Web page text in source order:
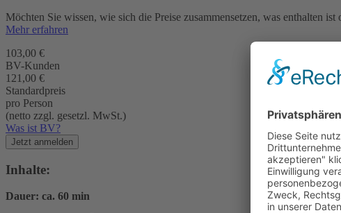
Möchten Sie wissen, wie sich die Preise zusammensetzen, was enthalten ist
Mehr erfahren
103,00 €
BV-Kunden
121,00 €
Standardpreis
pro Person
(netto zzgl. gesetzl. MwSt.)
Was ist BV?
Jetzt anmelden
Inhalte:
Dauer: ca. 60 min